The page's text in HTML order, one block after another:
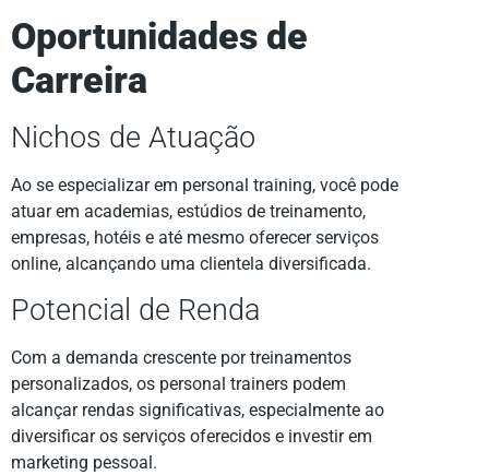
Oportunidades de
Carreira
Nichos de Atuação
Ao se especializar em personal training, você pode
atuar em academias, estúdios de treinamento,
empresas, hotéis e até mesmo oferecer serviços
online, alcançando uma clientela diversificada.
Potencial de Renda
Com a demanda crescente por treinamentos
personalizados, os personal trainers podem
alcançar rendas significativas, especialmente ao
diversificar os serviços oferecidos e investir em
marketing pessoal.